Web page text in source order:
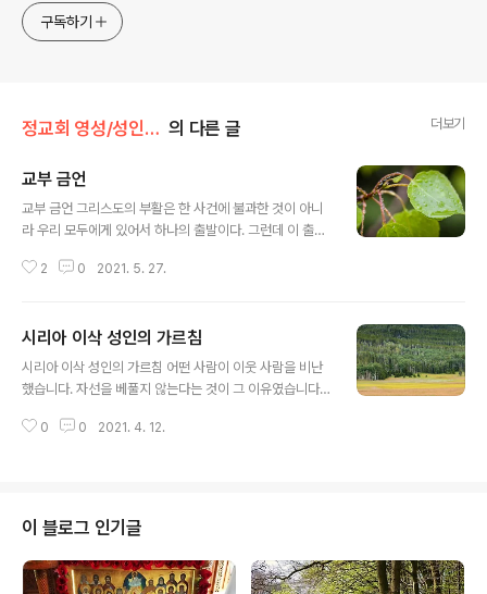
구독하기
정교회 영성/성인의 가르침 의 다른 글 더보기
교부 금언
교부 금언 그리스도의 부활은 한 사건에 불과한 것이 아니
라 우리 모두에게 있어서 하나의 출발이다. 그런데 이 출발
다. 죽음에서 생명으로, 땅에서 하늘로 넘어가는 다리이다.
할 수 없는 부활의 빛을 보는 방법은 우리의 모든 감각을 맑
게 하는 일이다.
2 0 2021. 5. 27.
시리아 이삭 성인의 가르침
시리아 이삭 성인의 가르침 어떤 사람이 이웃 사람을 비난
했습니다. 자선을 베풀지 않는다는 것이 그 이유였습니다.
빠지게 되었습니다. 물론 자선도 필요한 것입니다. 그리고
실을 거두어들일 수가 없습니다. 하느님께서 무엇보다 우
리에게 원하시는 것은 사랑입니다. 그러고 나서 우리가 다
른 미덕을 갖추기를 바라십니다. 당신이 금식한다고 고기
는 먹지 않으면서, 형제를 비판하여 그 형제의 육신을 먹고
0 0 2021. 4. 12.
이 블로그 인기글